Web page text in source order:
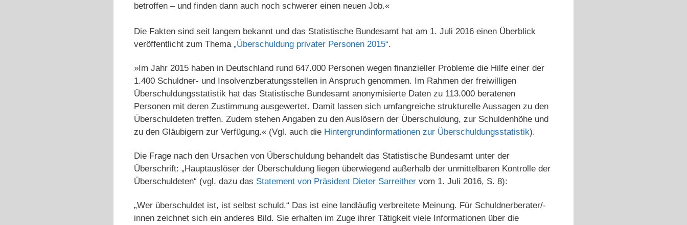
betroffen – und finden dann auch noch schwerer einen neuen Job.«
Die Fakten sind seit langem bekannt und das Statistische Bundesamt hat am 1. Juli 2016 einen Überblick
veröffentlicht zum Thema „Überschuldung privater Personen 2015“.
»Im Jahr 2015 haben in Deutschland rund 647.000 Personen wegen finanzieller Probleme die Hilfe einer der
1.400 Schuldner- und Insolvenzberatungsstellen in Anspruch genommen. Im Rahmen der freiwilligen
Überschuldungsstatistik hat das Statistische Bundesamt anonymisierte Daten zu 113.000 beratenen
Personen mit deren Zustimmung ausgewertet. Damit lassen sich umfangreiche strukturelle Aussagen zu den
Überschuldeten treffen. Zudem stehen Angaben zu den Auslösern der Überschuldung, zur Schuldenhöhe und
zu den Gläubigern zur Verfügung.« (Vgl. auch die Hintergrundinformationen zur Überschuldungsstatistik).
Die Frage nach den Ursachen von Überschuldung behandelt das Statistische Bundesamt unter der
Überschrift: „Hauptauslöser der Überschuldung liegen überwiegend außerhalb der unmittelbaren Kontrolle der
Überschuldeten“ (vgl. dazu das Statement von Präsident Dieter Sarreither vom 1. Juli 2016, S. 8):
„Wer überschuldet ist, ist selbst schuld.“ Das ist eine landläufig verbreitete Meinung. Für Schuldnerberater/-
innen zeichnet sich ein anderes Bild. Sie erhalten im Zuge ihrer Tätigkeit viele Informationen über die